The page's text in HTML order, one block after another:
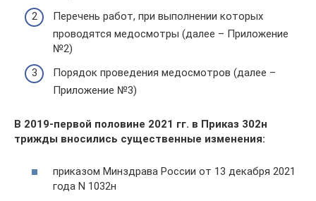
Перечень работ, при выполнении которых
проводятся медосмотры (далее – Приложение
№2)
Порядок проведения медосмотров (далее –
Приложение №3)
В 2019-первой половине 2021 гг. в Приказ 302н
трижды вносились существенные изменения:
приказом Минздрава России от 13 декабря 2021
года N 1032н